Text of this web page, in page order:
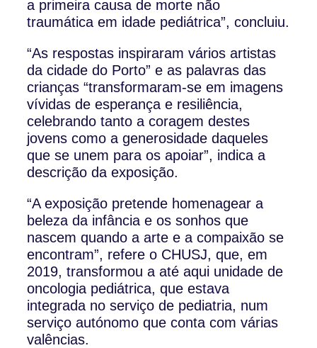
a primeira causa de morte não
traumática em idade pediátrica”, concluiu.
“As respostas inspiraram vários artistas
da cidade do Porto” e as palavras das
crianças “transformaram-se em imagens
vívidas de esperança e resiliência,
celebrando tanto a coragem destes
jovens como a generosidade daqueles
que se unem para os apoiar”, indica a
descrição da exposição.
“A exposição pretende homenagear a
beleza da infância e os sonhos que
nascem quando a arte e a compaixão se
encontram”, refere o CHUSJ, que, em
2019, transformou a até aqui unidade de
oncologia pediátrica, que estava
integrada no serviço de pediatria, num
serviço autónomo que conta com várias
valências.